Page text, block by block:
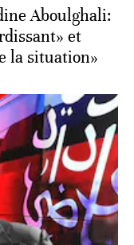
Aboulghali:
et
la situation»